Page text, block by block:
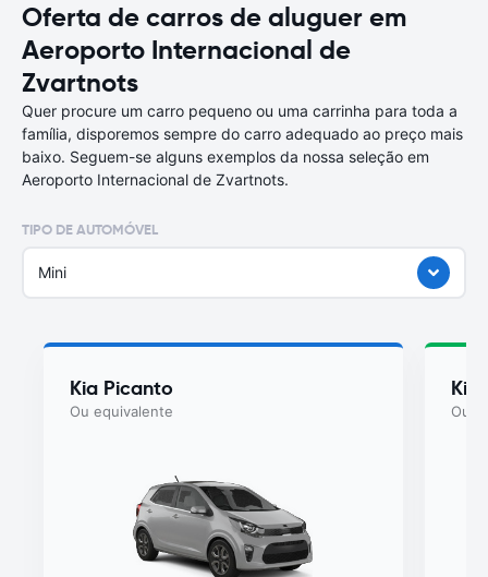
Oferta de carros de aluguer em
Aeroporto Internacional de
Zvartnots
Quer procure um carro pequeno ou uma carrinha para toda a
família, disporemos sempre do carro adequado ao preço mais
baixo. Seguem-se alguns exemplos da nossa seleção em
Aeroporto Internacional de Zvartnots.
TIPO DE AUTOMÓVEL
Mini
Kia Picanto
Ou equivalente
Kia
Ou